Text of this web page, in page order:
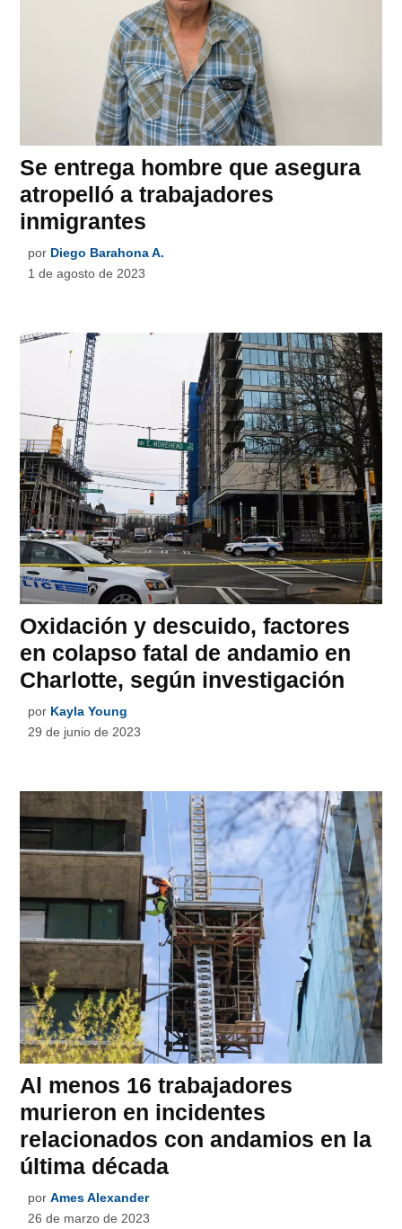
Se entrega hombre que asegura
atropelló a trabajadores
inmigrantes
por Diego Barahona A.
1 de agosto de 2023
Oxidación y descuido, factores
en colapso fatal de andamio en
Charlotte, según investigación
por Kayla Young
29 de junio de 2023
Al menos 16 trabajadores
murieron en incidentes
relacionados con andamios en la
última década
por Ames Alexander
26 de marzo de 2023